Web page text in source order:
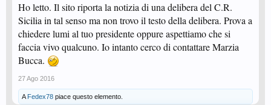
Ho letto. Il sito riporta la notizia di una delibera del C.R.
Sicilia in tal senso ma non trovo il testo della delibera. Prova a
chiedere lumi al tuo presidente oppure aspettiamo che si
faccia vivo qualcuno. Io intanto cerco di contattare Marzia
Bucca.
27 Ago 2016
A Fedex78 piace questo elemento.